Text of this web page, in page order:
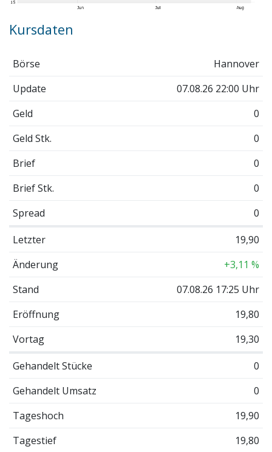
Kursdaten
Börse
Hannover
Update
07.08.26 22:00 Uhr
Geld
0
Geld Stk.
0
Brief
0
Brief Stk.
0
Spread
0
Letzter
19,90
Änderung
+3,11 %
Stand
07.08.26 17:25 Uhr
Eröffnung
19,80
Vortag
19,30
Gehandelt Stücke
0
Gehandelt Umsatz
0
Tageshoch
19,90
Tagestief
19,80